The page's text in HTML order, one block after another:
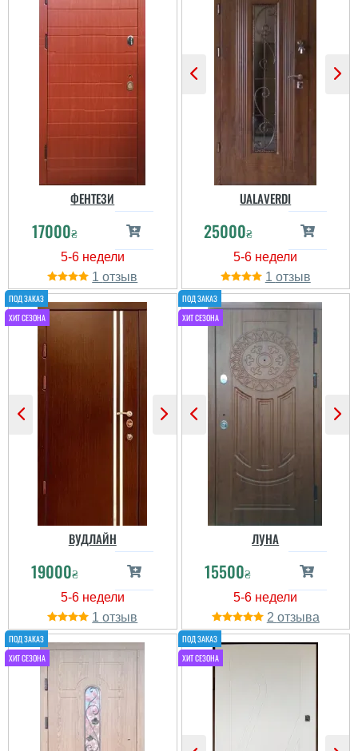
Пользователь не
оставил комментариев
Пользователь не
оставил комментариев
Георгий
оставил комментариев
ФЕНТЕЗИ
17000₴
1
UALAVERDI
25000₴
1
ВУДЛАЙН
19000₴
1
ЛУНА
15500₴
2